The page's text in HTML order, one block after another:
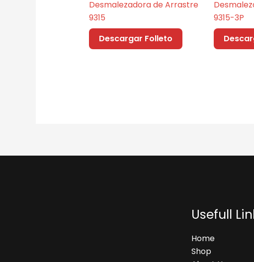
Desmalezadora de Arrastre
9315
Descargar Folleto
9315-3P
Usefull
Home
Shop